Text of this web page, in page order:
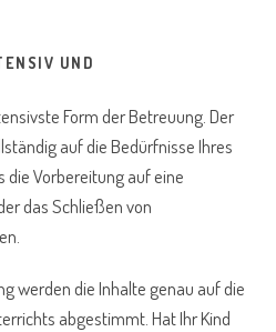
UND
Form der Betreuung. Der
auf die Bedürfnisse Ihres
die Vorbereitung auf eine
das Schließen von
werden die Inhalte genau auf die
abgestimmt. Hat Ihr Kind